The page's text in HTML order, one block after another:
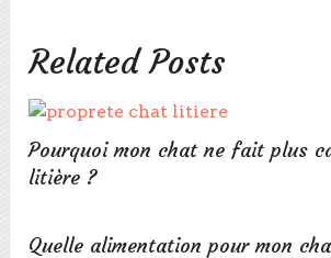
Related Posts
Pourquoi mon chat ne fait plus
litière ?
Quelle alimentation pour mon